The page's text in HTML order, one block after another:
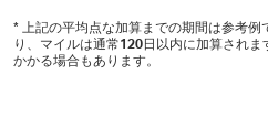
* 上記の平均点な加算までの期間は参考
り、マイルは通常120日以内に加算されま
かかる場合もあります。